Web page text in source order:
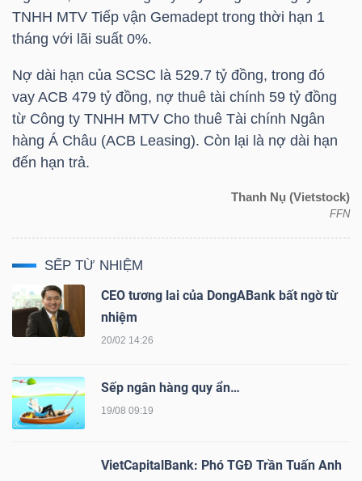
TNHH MTV Tiếp vận Gemadept trong thời hạn 1
tháng với lãi suất 0%.
Nợ dài hạn của SCSC là 529.7 tỷ đồng, trong đó
vay ACB 479 tỷ đồng, nợ thuê tài chính 59 tỷ đồng
từ Công ty TNHH MTV Cho thuê Tài chính Ngân
hàng Á Châu (ACB Leasing). Còn lại là nợ dài hạn
đến hạn trả.
Thanh Nụ (Vietstock)
FFN
SẾP TỪ NHIỆM
CEO tương lai của DongABank bất ngờ từ
nhiệm
20/02 14:26
Sếp ngân hàng quy ẩn…
19/08 09:19
VietCapitalBank: Phó TGĐ Trần Tuấn Anh
NĂNG
LƯỢNG
NGUYÊN
VẬT
NGHIỆP
TIÊU
DÙNG